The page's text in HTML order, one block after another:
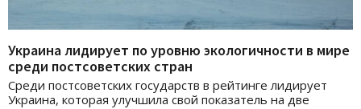
Украина лидирует по уровню экологичности в мире
среди постсоветских стран
Среди постсоветских государств в рейтинге лидирует
Украина, которая улучшила свой показатель на две